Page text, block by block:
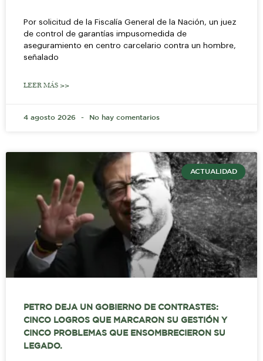
Por solicitud de la Fiscalía General de la Nación, un juez
de control de garantías impusomedida de
aseguramiento en centro carcelario contra un hombre,
señalado
LEER MÁS >>
4 agosto 2026 No hay comentarios
ACTUALIDAD
PETRO DEJA UN GOBIERNO DE CONTRASTES:
CINCO LOGROS QUE MARCARON SU GESTIÓN Y
CINCO PROBLEMAS QUE ENSOMBRECIERON SU
LEGADO.